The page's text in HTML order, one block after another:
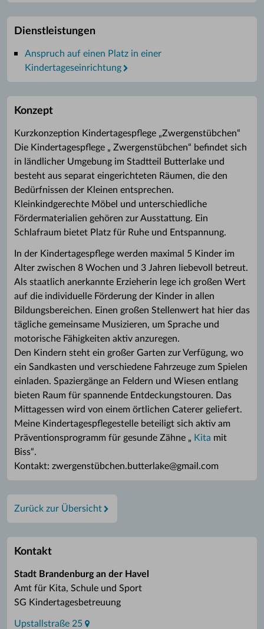
Dienstleistungen
Anspruch auf einen Platz in einer
Kindertageseinrichtung
Konzept
Kurzkonzeption Kindertagespflege „Zwergenstübchen“
Die Kindertagespflege „ Zwergenstübchen“ befindet sich
in ländlicher Umgebung im Stadtteil Butterlake und
besteht aus separat eingerichteten Räumen, die den
Bedürfnissen der Kleinen entsprechen.
Kleinkindgerechte Möbel und unterschiedliche
Fördermaterialien gehören zur Ausstattung. Ein
Schlafraum bietet Platz für Ruhe und Entspannung.
In der Kindertagespflege werden maximal 5 Kinder im
Alter zwischen 8 Wochen und 3 Jahren liebevoll betreut.
Als staatlich anerkannte Erzieherin lege ich großen Wert
auf die individuelle Förderung der Kinder in allen
Bildungsbereichen. Einen großen Stellenwert hat hier das
tägliche gemeinsame Musizieren, um Sprache und
motorische Fähigkeiten aktiv anzuregen.
Den Kindern steht ein großer Garten zur Verfügung, wo
ein Sandkasten und verschiedene Fahrzeuge zum Spielen
einladen. Spaziergänge an Feldern und Wiesen entlang
bieten Raum für spannende Entdeckungstouren. Das
Mittagessen wird von einem örtlichen Caterer geliefert.
Meine Kindertagespflegestelle beteiligt sich aktiv am
Präventionsprogramm für gesunde Zähne „ Kita mit
Biss“.
Kontakt: zwergenstübchen.butterlake@gmail.com
Zurück zur Übersicht
Kontakt
Stadt Brandenburg an der Havel
Amt für Kita, Schule und Sport
SG Kindertagesbetreuung
Upstallstraße 25